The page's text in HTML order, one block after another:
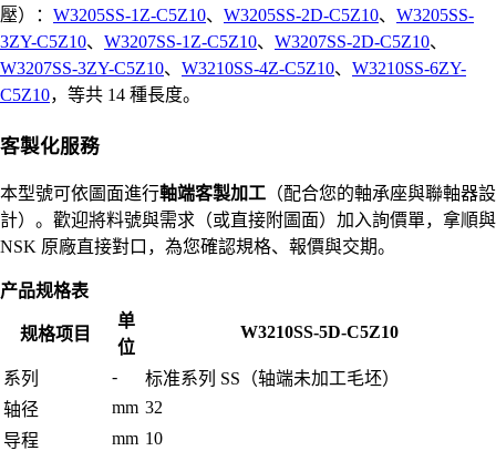
壓）： W3205SS-1Z-C5Z10、 W3205SS-2D-C5Z10、 W3205SS-
3ZY-C5Z10、 W3207SS-1Z-C5Z10、 W3207SS-2D-C5Z10、
W3207SS-3ZY-C5Z10、 W3210SS-4Z-C5Z10、 W3210SS-6ZY-
C5Z10，等共 14 種長度。
客製化服務
本型號可依圖面進行軸端客製加工 （配合您的軸承座與聯軸器設
計）。歡迎將料號與需求（或直接附圖面）加入詢價單，拿順與
NSK 原廠直接對口，為您確認規格、報價與交期。
产品规格表
规格项目
单
位
W3210SS-5D-C5Z10
系列 -
标准系列 SS（轴端未加工毛坯）
轴径
mm 32
导程
mm 10